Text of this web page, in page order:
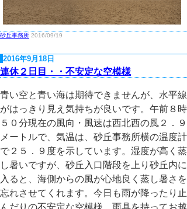
砂丘事務所 2016/09/19
2016年9月18日
連休２日目・・不安定な空模様
青い空と青い海は期待できませんが、水平線
がはっきり見え気持ちが良いです。午前８時
５０分現在の風向・風速は西北西の風２．９
メートルで、気温は、砂丘事務所横の温度計
で２５．９度を示しています。湿度が高く蒸
し暑いですが、砂丘入口階段を上り砂丘内に
入ると、海側からの風が心地良く蒸し暑さを
忘れさせてくれます。今日も雨が降ったり止
んだりの不安定な空模様、雨具を持ってお越